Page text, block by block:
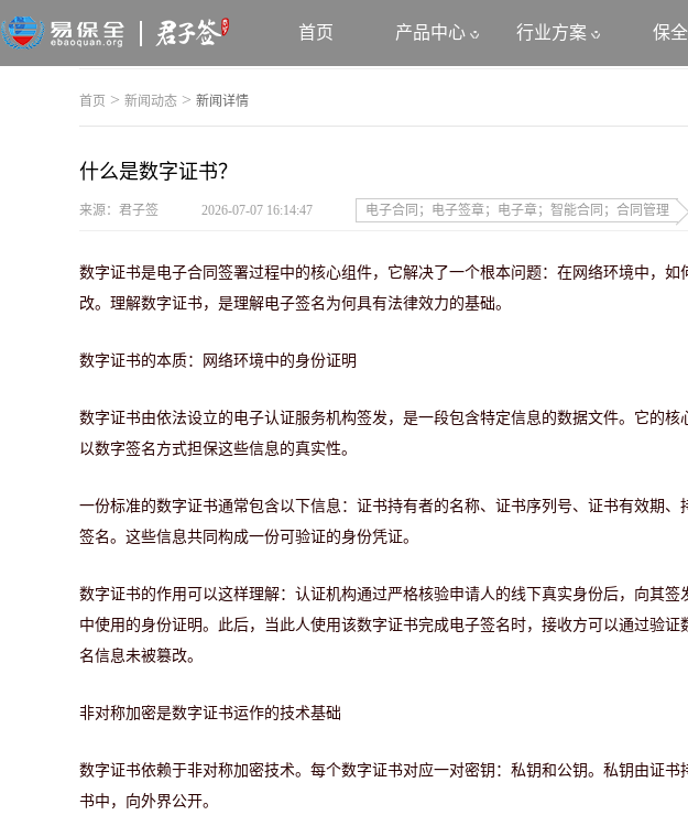
首页 产品中心 行业方案 保
首页 > 新闻动态 > 新闻详情
什么是数字证书？
来源：君子签 2026-07-07 16:14:47 电子合同；电子签章；电子章；智能合同；合同管理
数字证书是电子合同签署过程中的核心组件，它解决了一个根本问题：在网络环境中，
改。理解数字证书，是理解电子签名为何具有法律效力的基础。
数字证书的本质：网络环境中的身份证明
数字证书由依法设立的电子认证服务机构签发，是一段包含特定信息的数据文件。它的
以数字签名方式担保这些信息的真实性。
一份标准的数字证书通常包含以下信息：证书持有者的名称、证书序列号、证书有效期
签名。这些信息共同构成一份可验证的身份凭证。
数字证书的作用可以这样理解：认证机构通过严格核验申请人的线下真实身份后，向其
中使用的身份证明。此后，当此人使用该数字证书完成电子签名时，接收方可以通过验
名信息未被篡改。
非对称加密是数字证书运作的技术基础
数字证书依赖于非对称加密技术。每个数字证书对应一对密钥：私钥和公钥。私钥由证
书中，向外界公开。